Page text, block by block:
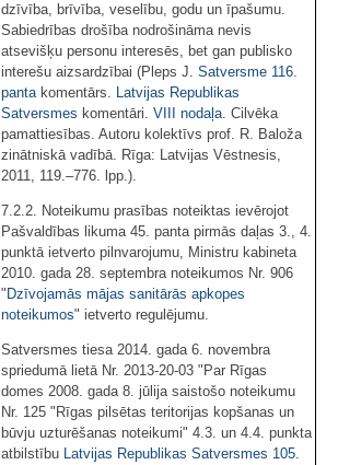
dzīvība, brīvība, veselību, godu un īpašumu.
Sabiedrības drošība nodrošināma nevis
atsevišķu personu interesēs, bet gan publisko
interešu aizsardzībai (Pleps J. Satversme 116.
pantakomentārs. Latvijas Republikas
Satversmes komentāri. VIII nodaļa. Cilvēka
pamattiesības. Autoru kolektīvs prof. R. Baloža
zinātniskā vadībā. Rīga: Latvijas Vēstnesis,
2011, 119.–776. lpp.).
7.2.2. Noteikumu prasības noteiktas ievērojot
Pašvaldības likuma 45. panta pirmās daļas 3., 4.
punktā ietverto pilnvarojumu, Ministru kabineta
2010. gada 28. septembra noteikumos Nr. 906
" Dzīvojamās mājas sanitārās apkopes
noteikumos" ietverto regulējumu.
Satversmes tiesa 2014. gada 6. novembra
spriedumā lietā Nr. 2013-20-03 "Par Rīgas
domes 2008. gada 8. jūlija saistošo noteikumu
Nr. 125 "Rīgas pilsētas teritorijas kopšanas un
būvju uzturēšanas noteikumi" 4.3. un 4.4. punkta
atbilstību Latvijas Republikas Satversmes 105.